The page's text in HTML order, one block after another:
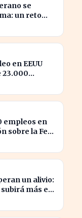
se
un reto
en EEUU
23.000
empleos en
sobre la Fed
un alivio:
más en